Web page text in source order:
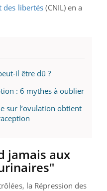
des libertés (CNIL) en a
il être dû ?
: 6 mythes à oublier
sur l’ovulation obtient
jamais aux
la Répression des